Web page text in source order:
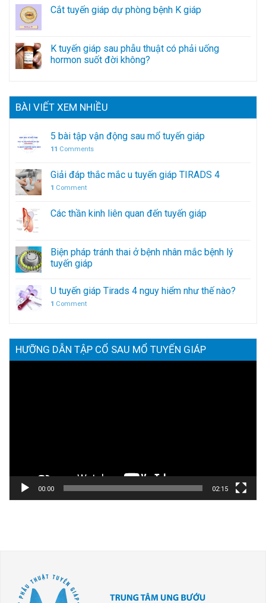
Cắt tuyến giáp dự phòng bệnh K giáp
K tuyến giáp sau phẫu thuật có phải uống
hormon suốt đời không?
BÀI VIẾT XEM NHIỀU
5 bài tập vận động sau mổ tuyến giáp
11 Comments
Giải đáp thắc mắc u tuyến giáp TIRADS 4
1 Comment
Các thần kinh liên quan đến tuyến giáp
Biện pháp tránh thai ở bệnh nhân mắc bệnh lý
tuyến giáp
U tuyến giáp Tirads 4 nguy hiểm như thế nào?
1 Comment
HƯỠNG DẪN TẬP CỔ SAU MỔ TUYẾN GIÁP
00:00 02:15